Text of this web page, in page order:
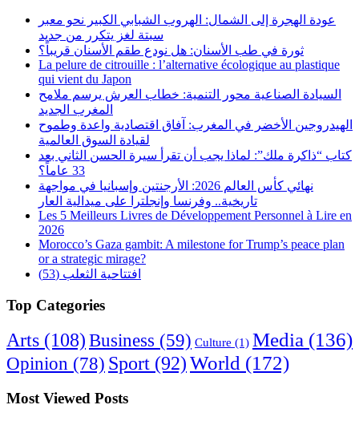
عودة الهجرة إلى الشمال: الهروب الشبابي الكبير نحو معبر
سبتة لغز يتكرر من جديد
ثورة في طب الأسنان: هل نودع طقم الأسنان قريباً؟
La pelure de citrouille : l’alternative écologique au plastique
qui vient du Japon
السيادة الصناعية محور التنمية: خطاب العرش يرسم ملامح
المغرب الجديد
الهيدروجين الأخضر في المغرب: آفاق اقتصادية واعدة وطموح
لقيادة السوق العالمية
كتاب “ذاكرة ملك”: لماذا يجب أن تقرأ سيرة الحسن الثاني بعد
33 عاماً؟
نهائي كأس العالم 2026: الأرجنتين وإسبانيا في مواجهة
تاريخية.. وفرنسا وإنجلترا على ميدالية العار
Les 5 Meilleurs Livres de Développement Personnel à Lire en
2026
Morocco’s Gaza gambit: A milestone for Trump’s peace plan
or a strategic mirage?
افتتاحية الثعلب (53)
Top Categories
Arts (108) Business (59) Culture (1) Media (136)
Opinion (78) Sport (92)World (172)
Most Viewed Posts